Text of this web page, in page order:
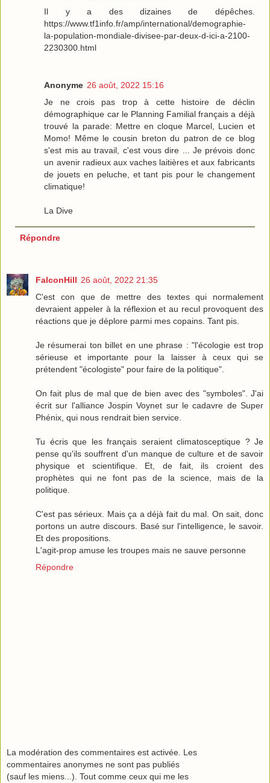
Il y a des dizaines de dépêches.
https://www.tf1info.fr/amp/international/demographie-
la-population-mondiale-divisee-par-deux-d-ici-a-2100-
2230300.html
Anonyme 26 août, 2022 15:16
Je ne crois pas trop à cette histoire de déclin
démographique car le Planning Familial français a déjà
trouvé la parade: Mettre en cloque Marcel, Lucien et
Momo! Même le cousin breton du patron de ce blog
s'est mis au travail, c'est vous dire ... Je prévois donc
un avenir radieux aux vaches laitières et aux fabricants
de jouets en peluche, et tant pis pour le changement
climatique!
La Dive
Répondre
FalconHill 26 août, 2022 21:35
C'est con que de mettre des textes qui normalement
devraient appeler à la réflexion et au recul provoquent des
réactions que je déplore parmi mes copains. Tant pis.
Je résumerai ton billet en une phrase : "l'écologie est trop
sérieuse et importante pour la laisser à ceux qui se
prétendent "écologiste" pour faire de la politique".
On fait plus de mal que de bien avec des "symboles". J'ai
écrit sur l'alliance Jospin Voynet sur le cadavre de Super
Phénix, qui nous rendrait bien service.
Tu écris que les français seraient climatosceptique ? Je
pense qu'ils souffrent d'un manque de culture et de savoir
physique et scientifique. Et, de fait, ils croient des
prophètes qui ne font pas de la science, mais de la
politique.
C'est pas sérieux. Mais ça a déjà fait du mal. On sait, donc
portons un autre discours. Basé sur l'intelligence, le savoir.
Et des propositions.
L'agit-prop amuse les troupes mais ne sauve personne
Répondre
La modération des commentaires est activée. Les
commentaires anonymes ne sont pas publiés
(sauf les miens...). Tout comme ceux qui me les